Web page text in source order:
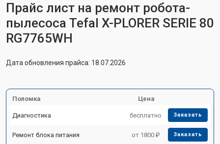
Прайс лист на ремонт робота-
пылесоса Tefal X-PLORER SERIE 80
RG7765WH
Дата обновления прайса: 18.07.2026
Поломка Цена
Диагностика бесплатно Заказать
Ремонт блока питания от 1800 ₽ Заказать